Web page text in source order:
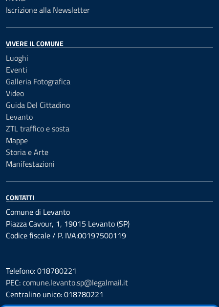
Iscrizione alla Newsletter
VIVERE IL COMUNE
Luoghi
Eventi
Galleria Fotografica
Video
Guida Del Cittadino
Levanto
ZTL traffico e sosta
Mappe
Storia e Arte
Manifestazioni
CONTATTI
Comune di Levanto
Piazza Cavour, 1, 19015 Levanto (SP)
Codice fiscale / P. IVA:00197500119
Telefono: 018780221
PEC:comune.levanto.sp@legalmail.it
Centralino unico: 018780221